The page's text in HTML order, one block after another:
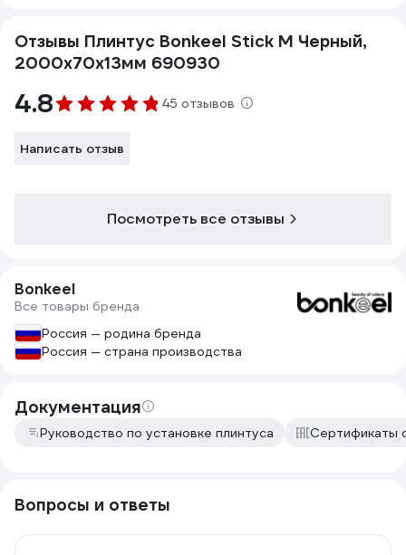
Отзывы Плинтус Bonkeel Stick M Черный,
2000х70х13мм 690930
4.8 45 отзывов
Написать отзыв
Посмотреть все отзывы
Bonkeel
Все товары бренда
Россия — родина бренда
Россия — страна производства
Документация
Руководство по установке плинтуса Сертификаты
Вопросы и ответы